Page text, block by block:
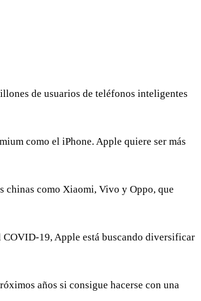
de usuarios de teléfonos inteligentes
como el iPhone. Apple quiere ser más
chinas como Xiaomi, Vivo y Oppo, que
COVID-19, Apple está buscando diversificar
años si consigue hacerse con una